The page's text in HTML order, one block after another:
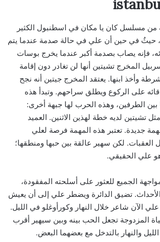
من مسلسل كان يا مكان في اسطنبول الكثير
حيثُ في حين أن علي في حالة صدمة عندما يتم
فإنه يصاب بصدمة أكبر عندما يخرج بوسات
المخرج تشيتين أنها لن تغادر دون إقامة
وأخذ ابنها. يعتقد المخرج جيتين أنه نجح
على الركوع ويطلق سراحهم. وتبدأ هذه
بين الطرفين، وهذه الحرب لها جبهة أخرى:
تشيتين لديه خطة لهذين الاثنين. العميد
جديدة. تعتبر هذه المهمة فرصة لعلي
العقبات. لكن سهير عالقة بين حبها ومنطقها؛
علي الحقيقي.
الجميع للعثور على أسلحته المفقودة،
تضيق الدائرة ويضطر علي إلى أن يعيش
الآن شاعر خلال النهار وكورأوغلو في الليل.
المزدوجة تجعل الحب بينه وبين سيهير أقرب
والنهار بالتدخل مع بعضهما البعض.